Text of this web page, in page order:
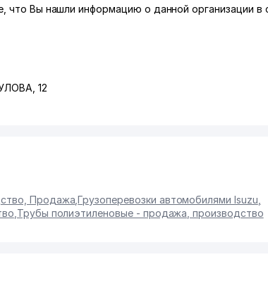
что Вы нашли информацию о данной организации в
, 12
Продажа ,Грузоперевозки автомобилями Isuzu
Трубы полиэтиленовые - продажа, производство